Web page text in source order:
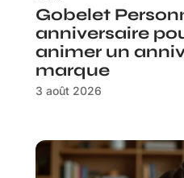
Gobelet
anniversaire
animer un
marque
3 août 2026